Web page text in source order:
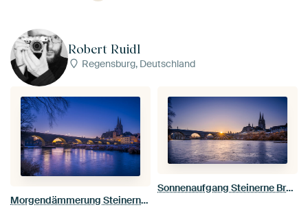
Robert Ruidl
Regensburg, Deutschland
Morgendämmerung Steinerne Brücke und Dom in Regensburg im Winter
Sonnenaufgang Steinerne Brücke und Dom in Regensburg im Winter